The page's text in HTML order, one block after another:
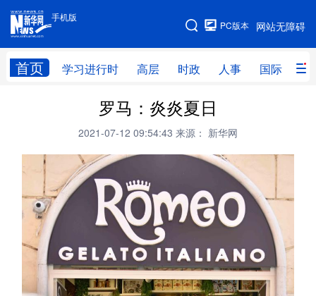
手机版
网站无障碍
PC版本
首页 学习进行时 高层 时政 人事 国际 财
手机版
网站地图
高层 时政
财经 网评
台湾 思客智库 全球连线 教育
科技 科创 量子 体育
文化 书画 健康 军事
访谈 视频 图片 政务
法律 中央文件 金融 汽车
罗马：炎炎夏日
2021-07-12 09:54:43 来源： 新华网